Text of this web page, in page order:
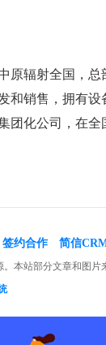
原辐射全国，
和销售，拥有
团化公司，在
签约合作 简信
本站部分文章和图